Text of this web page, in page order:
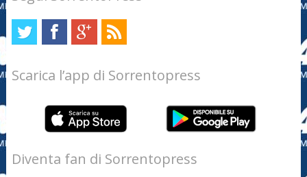
Scarica l’app di Sorrentopress
Diventa fan di Sorrentopress